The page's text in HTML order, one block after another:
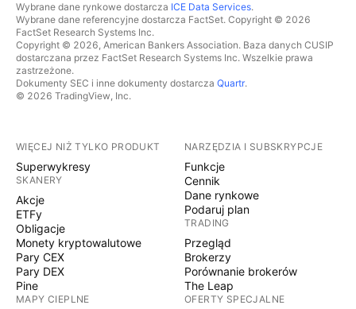
Wybrane dane rynkowe dostarcza ICE Data Services.
Wybrane dane referencyjne dostarcza FactSet. Copyright © 2026
FactSet Research Systems Inc.
Copyright © 2026, American Bankers Association. Baza danych CUSIP
dostarczana przez FactSet Research Systems Inc. Wszelkie prawa
zastrzeżone.
Dokumenty SEC i inne dokumenty dostarcza Quartr.
© 2026 TradingView, Inc.
WIĘCEJ NIŻ TYLKO PRODUKT
Superwykresy
SKANERY
Akcje
ETFy
Obligacje
Monety kryptowalutowe
Pary CEX
Pary DEX
Pine
MAPY CIEPLNE
NARZĘDZIA I SUBSKRYPCJE
Funkcje
Cennik
Dane rynkowe
Podaruj plan
TRADING
Przegląd
Brokerzy
Porównanie brokerów
The Leap
OFERTY SPECJALNE